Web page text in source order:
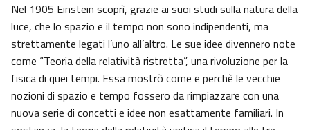
Nel 1905 Einstein scoprì, grazie ai suoi studi sulla natura della
luce, che lo spazio e il tempo non sono indipendenti, ma
strettamente legati l’uno all’altro. Le sue idee divennero note
come “Teoria della relatività ristretta”, una rivoluzione per la
fisica di quei tempi. Essa mostrò come e perchè le vecchie
nozioni di spazio e tempo fossero da rimpiazzare con una
nuova serie di concetti e idee non esattamente familiari. In